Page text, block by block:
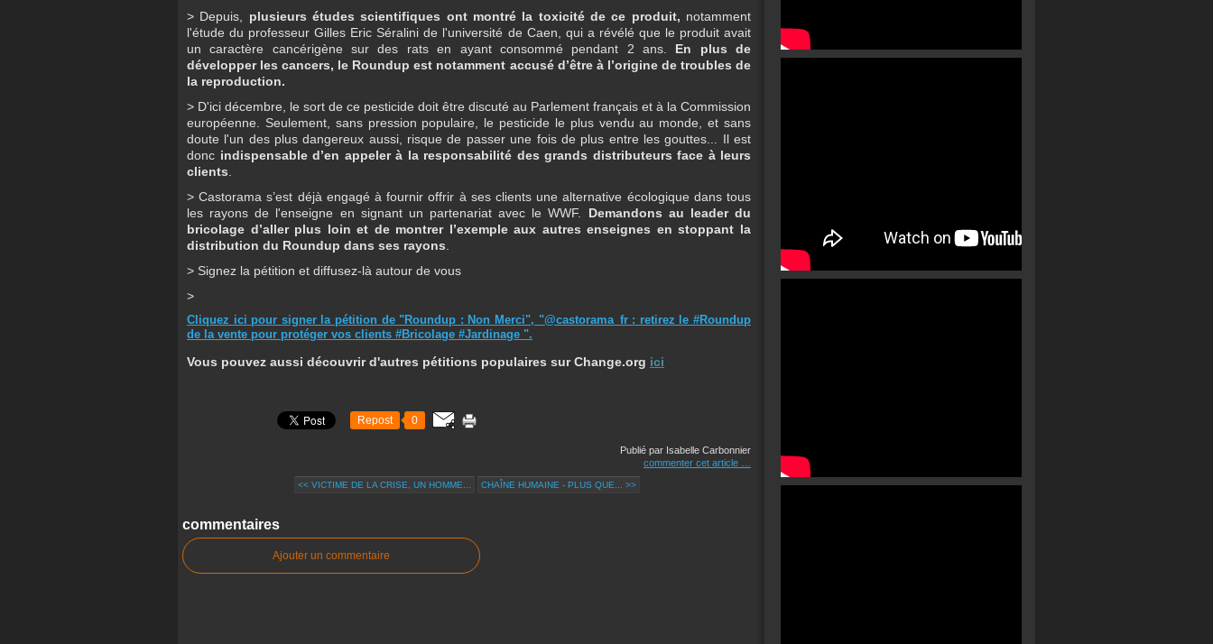
> Depuis, plusieurs études scientifiques ont montré la toxicité de ce produit, notamment
l'étude du professeur Gilles Eric Séralini de l'université de Caen, qui a révélé que le produit avait
un caractère cancérigène sur des rats en ayant consommé pendant 2 ans. En plus de
développer les cancers, le Roundup est notamment accusé d’être à l’origine de troubles de
la reproduction.
> D'ici décembre, le sort de ce pesticide doit être discuté au Parlement français et à la Commission
européenne. Seulement, sans pression populaire, le pesticide le plus vendu au monde, et sans
doute l'un des plus dangereux aussi, risque de passer une fois de plus entre les gouttes... Il est
donc indispensable d’en appeler à la responsabilité des grands distributeurs face à leurs
clients
> Castorama s’est déjà engagé à fournir offrir à ses clients une alternative écologique dans tous
les rayons de l'enseigne en signant un partenariat avec le WWF.
Demandons au leader du
bricolage d’aller plus loin et de montrer l’exemple aux autres enseignes en stoppant la
distribution du Roundup dans ses rayons
> Signez la pétition et diffusez-là autour de vous
>
Cliquez ici pour signer la pétition de "Roundup : Non Merci", "@castorama_fr : retirez le #Roundup
de la vente pour protéger vos clients #Bricolage #Jardinage ".
Vous pouvez aussi découvrir d'autres pétitions populaires sur Change.org ici
Repost 0
Publié par Isabelle Carbonnier
commenter cet article
<< VICTIME DE LA CRISE, UN HOMME... CHAÎNE HUMAINE - PLUS QUE... >>
commentaires
Ajouter un commentaire